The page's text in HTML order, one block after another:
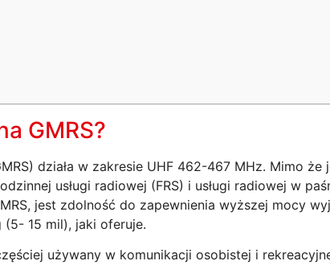
GMRS?
działa w zakresie UHF 462-467 MHz. Mimo że
usługi radiowej (FRS) i usługi radiowej w
jest zdolność do zapewnienia wyższej mocy
15 mil), jaki oferuje.
używany w komunikacji osobistej i